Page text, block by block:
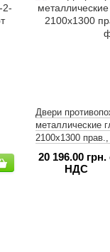
Двери
металлические
2100х1300
20 196.00 грн.
НДС